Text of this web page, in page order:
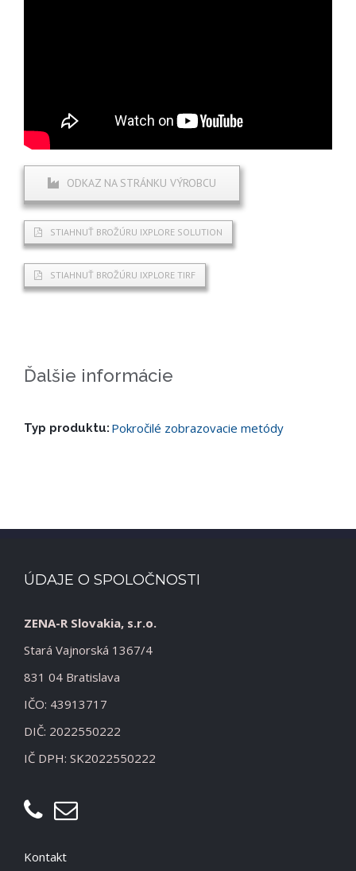
ODKAZ NA STRÁNKU VÝROBCU
STIAHNUŤ BROŽÚRU IXPLORE SOLUTION
STIAHNUŤ BROŽÚRU IXPLORE TIRF
Ďalšie informácie
Typ produktu: Pokročilé zobrazovacie metódy
ÚDAJE O SPOLOČNOSTI
ZENA-R Slovakia, s.r.o.
Stará Vajnorská 1367/4
831 04 Bratislava
IČO: 43913717
DIČ: 2022550222
IČ DPH: SK2022550222
Kontakt